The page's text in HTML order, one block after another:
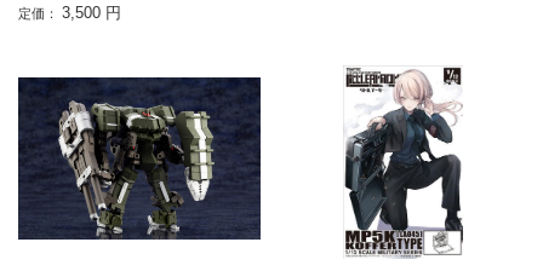
定価： 3,500 円